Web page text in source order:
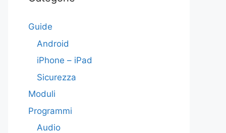
Guide
Android
iPhone – iPad
Sicurezza
Moduli
Programmi
Audio